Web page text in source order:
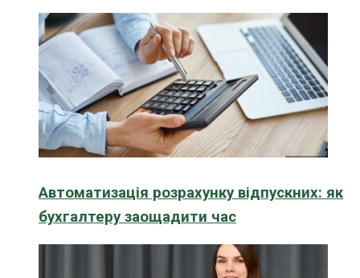
Автоматизація розрахунку відпускних: як
бухгалтеру заощадити час